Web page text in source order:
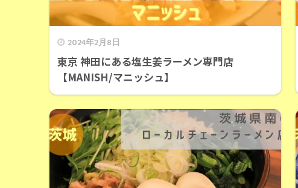
2024年2月8日
東京 神田にある塩生姜ラーメン専門店
【MANISH/マニッシュ】